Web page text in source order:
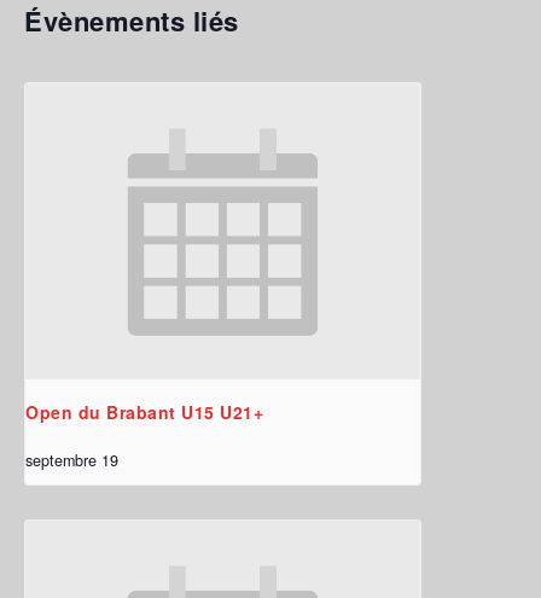
Évènements liés
Open du Brabant U15 U21+
septembre 19